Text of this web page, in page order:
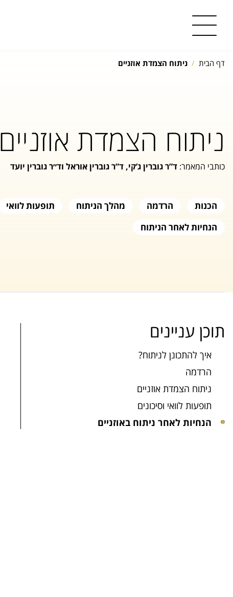
דף הבית ניתוח הצמדת אוזניים
ניתוח הצמדת אוזניים
כותבי המאמר: ד”ר גוברין ג’קי, ד”ר גוברין אוראל וד״ר גוברין יועד
הכנות הרדמה מהלך הניתוח
תופעות לוואי
הנחיות לאחר הניתוח
תוכן עניינים
איך להתכונן לניתוח?
הרדמה
ניתוח הצמדת אוזניים
תופעות לוואי וסיכונים
הנחיות לאחר ניתוח באוזניים